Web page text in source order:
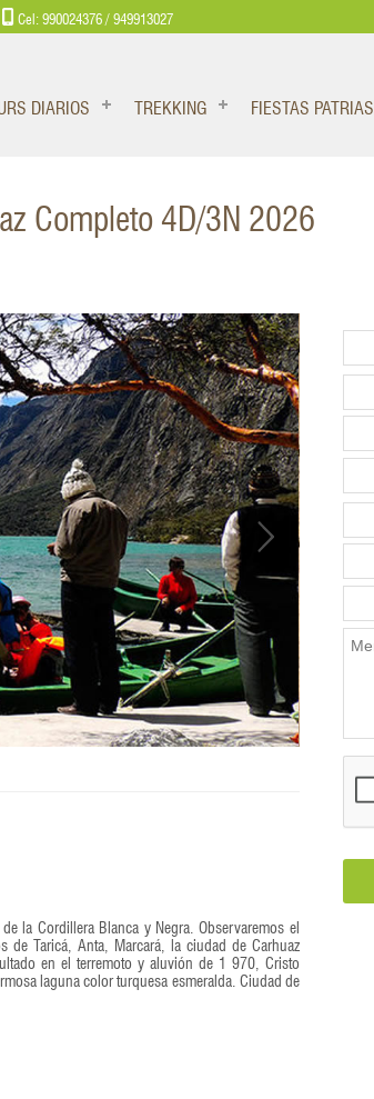
Cel: 990024376 / 949913027
DIARIOS TREKKING FIESTAS PATRIAS
Completo 4D/3N 2026
la Cordillera Blanca y Negra. Observaremos el
de Taricá, Anta, Marcará, la ciudad de Carhuaz
en el terremoto y aluvión de 1 970, Cristo
laguna color turquesa esmeralda. Ciudad de